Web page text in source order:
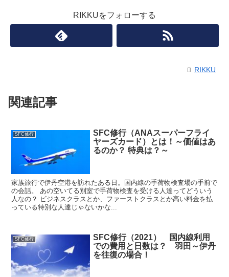
RIKKUをフォローする
RIKKU
関連記事
SFC修行
SFC修行（ANAスーパーフライ
ヤーズカード）とは！～価値はあ
るのか？ 特典は？～
家族旅行で伊丹空港を訪れたある日。国内線の手荷物検査場の手前で
の会話。 あの空いてる別室で手荷物検査を受ける人達ってどういう
人なの？ ビジネスクラスとか、ファーストクラスとか高い料金を払
っている特別な人達じゃないかな...
SFC修行
SFC修行（2021） 国内線利用
での費用と日数は？ 羽田～伊丹
を往復の場合！